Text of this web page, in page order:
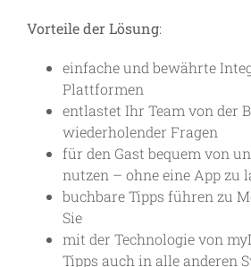
Vorteile der Lösung:
einfache und bewährte
Plattformen
entlastet Ihr Team von der
wiederholender Fragen
für den Gast bequem von
nutzen – ohne eine App zu
buchbare Tipps führen zu
Sie
mit der Technologie von
Tipps auch in alle anderen